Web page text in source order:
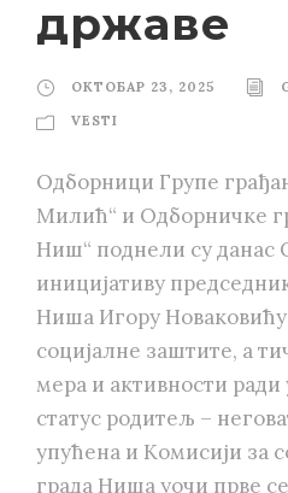
државе
ОКТОБАР 23, 2025
VESTI
Одборници Групе
Милић“ и Одборничке
Ниш“ поднели су данас
иницијативу
Ниша Игорy Новаковићу
социјалне заштите, а
мера и активности ради
статус родитељ –
упућена и Комисији за
града Ниша уочи прве